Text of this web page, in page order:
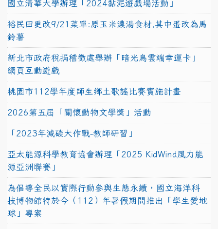
國立清華大學辦理「2024黏泥遊戲場活動」
裕民田更改9/21菜單:原玉米濃湯食材,其中蛋改為馬
鈴薯
新北市政府稅捐稽徵處舉辦「暗光鳥雲端幸運卡」
網頁互動遊戲
桃園市112學年度師生鄉土歌謠比賽實施計畫
2026第五屆「關懷動物文學獎」活動
「2023年減碳大作戰-教師研習」
亞太能源科學教育協會辦理「2025 KidWind風力能
源亞洲聯賽」
為倡導全民以實際行動參與生態永續，國立海洋科
技博物館特於今（112）年暑假期間推出「學生愛地
球」專案